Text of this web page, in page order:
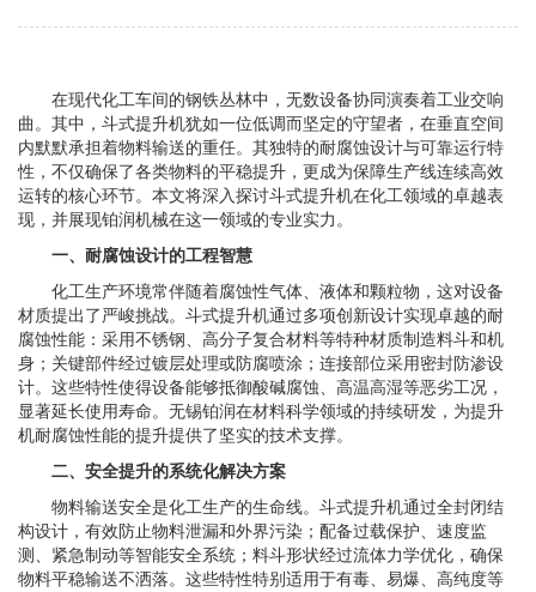
在现代化工车间的钢铁丛林中，无数设备协同演奏着工业交响
曲。其中， 斗式提升机犹如一位低调而坚定的守望者，在垂直空间
内默默承担着物料输送的重任。其独特的耐腐蚀设计与可靠运行特
性，不仅确保了各类物料的平稳提升，更成为保障生产线连续高效
运转的核心环节。本文将深入探讨斗式提升机在化工领域的卓越表
现，并展现铂润机械在这一领域的专业实力。
一、耐腐蚀设计的工程智慧
化工生产环境常伴随着腐蚀性气体、液体和颗粒物，这对设备
材质提出了严峻挑战。斗式提升机通过多项创新设计实现卓越的耐
腐蚀性能：采用不锈钢、高分子复合材料等特种材质制造料斗和机
身；关键部件经过镀层处理或防腐喷涂；连接部位采用密封防渗设
计。这些特性使得设备能够抵御酸碱腐蚀、高温高湿等恶劣工况，
显著延长使用寿命。无锡铂润在材料科学领域的持续研发，为提升
机耐腐蚀性能的提升提供了坚实的技术支撑。
二、安全提升的系统化解决方案
物料输送安全是化工生产的生命线。斗式提升机通过全封闭结
构设计，有效防止物料泄漏和外界污染；配备过载保护、速度监
测、紧急制动等智能安全系统；料斗形状经过流体力学优化，确保
物料平稳输送不洒落。这些特性特别适用于有毒、易爆、高纯度等